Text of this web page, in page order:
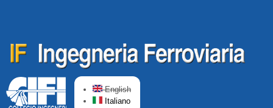
English
Italiano